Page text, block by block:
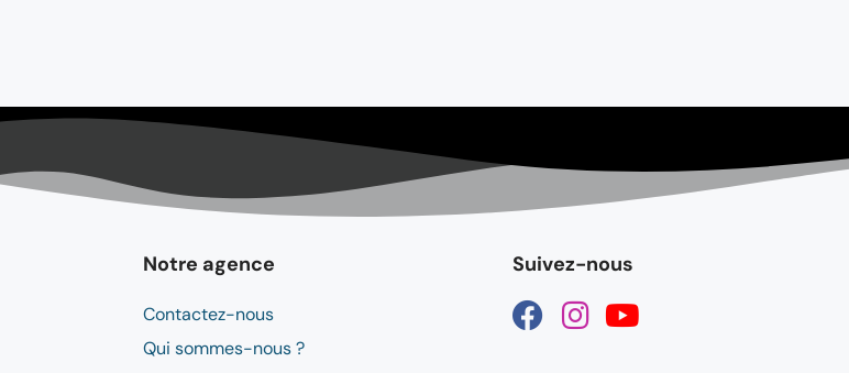
Notre agence
Contactez-nous
Qui sommes-nous ?
Suivez-nous